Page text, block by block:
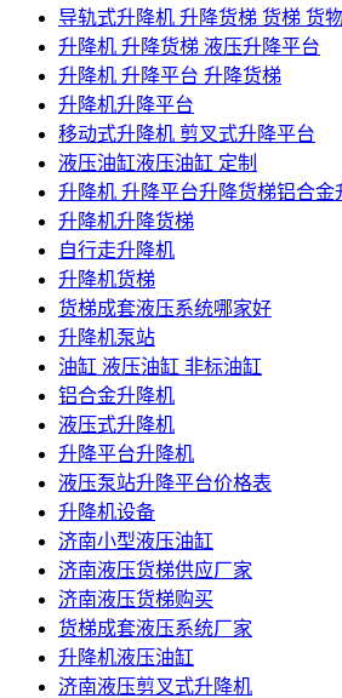
导轨式升降机 升降货梯 货梯 货
升降机 升降货梯 液压升降平台
升降机 升降平台 升降货梯
升降机升降平台
移动式升降机 剪叉式升降平台
液压油缸液压油缸 定制
升降机 升降平台升降货梯铝合金
升降机升降货梯
自行走升降机
升降机货梯
货梯成套液压系统哪家好
升降机泵站
油缸 液压油缸 非标油缸
铝合金升降机
液压式升降机
升降平台升降机
液压泵站升降平台价格表
升降机设备
济南小型液压油缸
济南液压货梯供应厂家
济南液压货梯购买
货梯成套液压系统厂家
升降机液压油缸
济南液压剪叉式升降机